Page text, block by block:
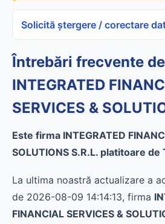
Solicită ștergere / corectare
Întrebări frecvente
INTEGRATED
SERVICES &
Este firma INTEGRATED
SOLUTIONS S.R.L. platitoare de
La ultima noastră actualizare a
de 2026-08-09 14:14:13, firma
FINANCIAL SERVICES &